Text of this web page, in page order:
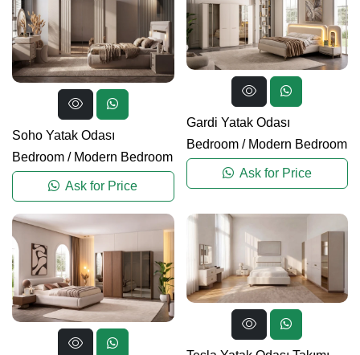
Soho Yatak Odası
Bedroom / Modern Bedroom
Ask for Price
Gardi Yatak Odası
Bedroom/ Modern Bedroom
Ask for Price